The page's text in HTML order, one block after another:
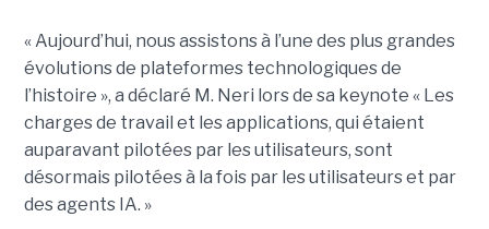
« Aujourd’hui, nous assistons à l’une des plus grandes
évolutions de plateformes technologiques de
l’histoire », a déclaré M. Neri lors de sa keynote « Les
charges de travail et les applications, qui étaient
auparavant pilotées par les utilisateurs, sont
désormais pilotées à la fois par les utilisateurs et par
des agents IA. »